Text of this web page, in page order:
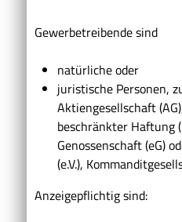
Gewerbetreibende sind
natürliche oder
juristische Personen,
Aktiengesellschaft
beschränkter Haftung
Genossenschaft (eG)
(e.V.),
Anzeigepflichtig sind: